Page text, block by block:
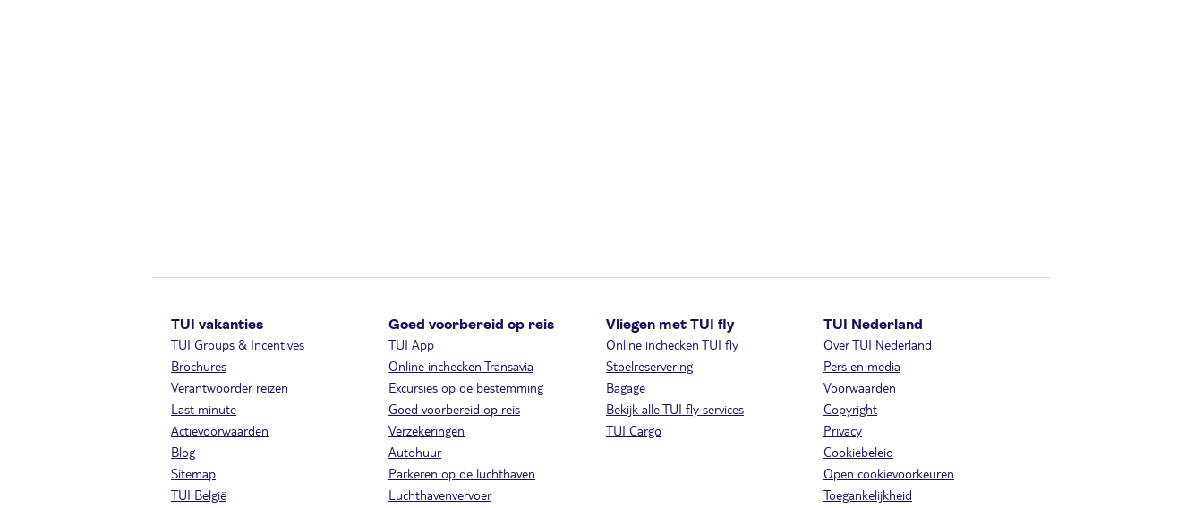
TUI vakanties
TUI Groups & Incentives
Brochures
Verantwoorder reizen
Last minute
Actievoorwaarden
Blog
Sitemap
TUI België
Goed voorbereid op reis
TUI App
Online inchecken Transavia
Excursies op de bestemming
Goed voorbereid op reis
Verzekeringen
Autohuur
Parkeren op de luchthaven
Luchthavenvervoer
Vliegen met TUI fly
Online inchecken TUI fly
Stoelreservering
Bagage
Bekijk alle TUI fly services
TUI Cargo
TUI Nederland
Over TUI Nederland
Pers en media
Voorwaarden
Copyright
Privacy
Cookiebeleid
Open cookievoorkeuren
Toegankelijkheid